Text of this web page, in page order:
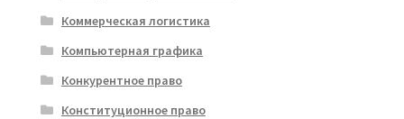
Коммерческая логистика
Компьютерная графика
Конкурентное право
Конституционное право